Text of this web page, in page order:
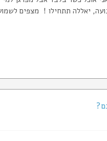
יאללה תתחילו！ מצפים